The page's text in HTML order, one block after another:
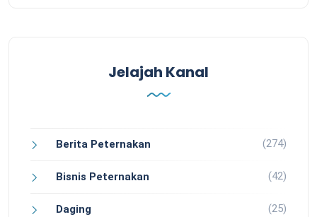
Jelajah Kanal
Berita Peternakan (274)
Bisnis Peternakan (42)
Daging (25)